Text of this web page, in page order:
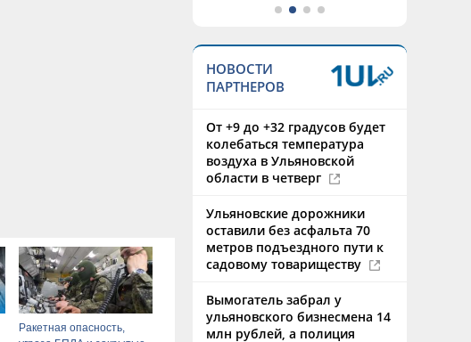
Ракетная опасность,
НОВОСТИ
ПАРТНЕРОВ
От +9 до +32 градусов будет
колебаться температура
воздуха в Ульяновской
области в четверг
Ульяновские дорожники
оставили без асфальта 70
метров подъездного пути к
садовому товариществу
Вымогатель забрал у
ульяновского бизнесмена 14
млн рублей, а полиция